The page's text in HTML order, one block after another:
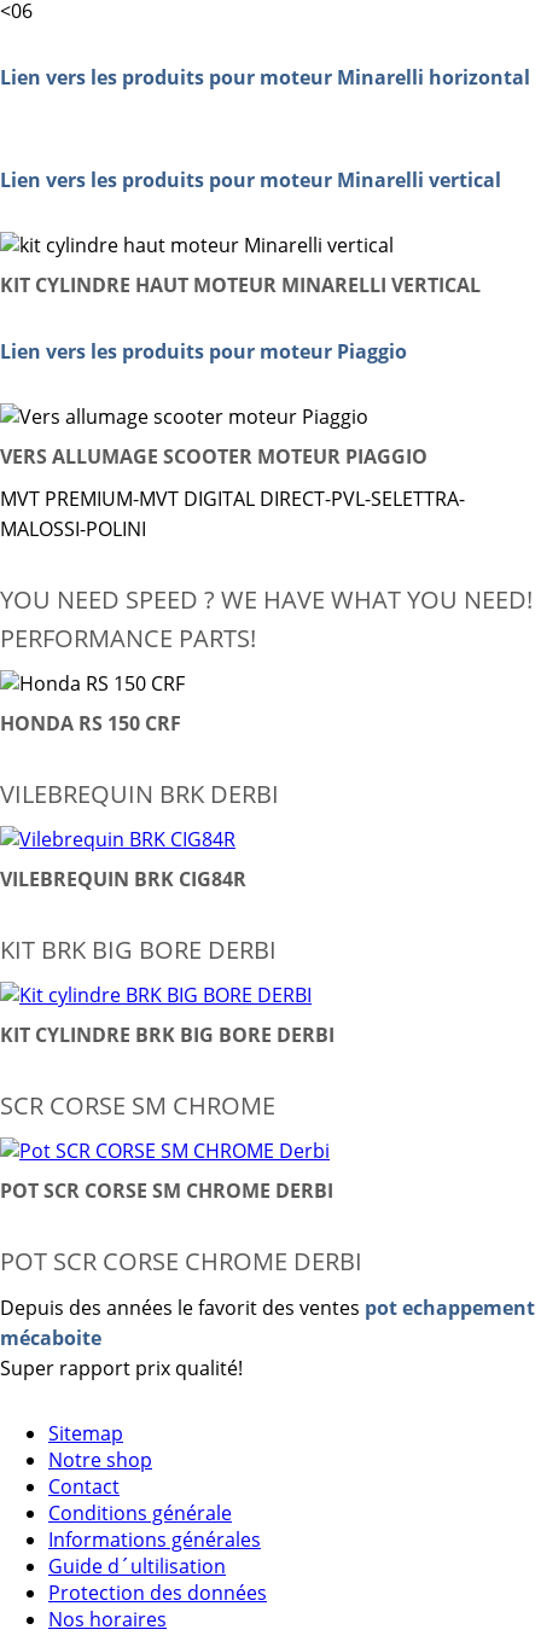
<06
Lien vers les produits pour moteur Minarelli horizontal
Lien vers les produits pour moteur Minarelli vertical
KIT CYLINDRE HAUT MOTEUR MINARELLI VERTICAL
Lien vers les produits pour moteur Piaggio
VERS ALLUMAGE SCOOTER MOTEUR PIAGGIO
MVT PREMIUM-MVT DIGITAL DIRECT-PVL-SELETTRA-
MALOSSI-POLINI
YOU NEED SPEED ? WE HAVE WHAT YOU NEED!
PERFORMANCE PARTS!
HONDA RS 150 CRF
VILEBREQUIN BRK DERBI
VILEBREQUIN BRK CIG84R
KIT BRK BIG BORE DERBI
KIT CYLINDRE BRK BIG BORE DERBI
SCR CORSE SM CHROME
POT SCR CORSE SM CHROME DERBI
POT SCR CORSE CHROME DERBI
Depuis des années le favorit des ventes pot echappement
mécaboite
Super rapport prix qualité!
Sitemap
Notre shop
Contact
Conditions générale
Informations générales
Guide d´ultilisation
Protection des données
Nos horaires